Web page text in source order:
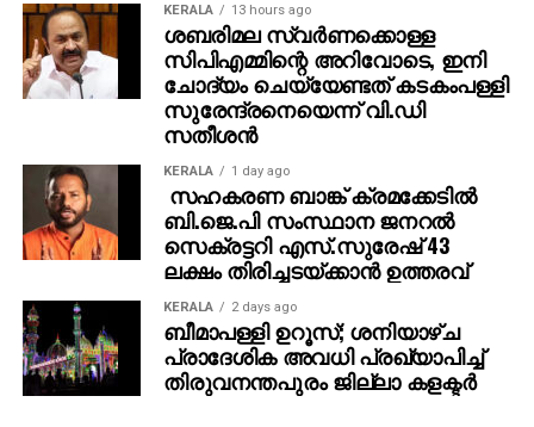
KERALA 13 hours ago
ശബരിമല സ്വര്‍ണക്കൊള്ള
സിപിഎമ്മിന്റെ അറിവോടെ, ഇനി
ചോദ്യം ചെയ്യേണ്ടത് കടകംപള്ളി
സുരേന്ദ്രനെയെന്ന് വി.ഡി
സതീശന്‍
KERALA 1 day ago
സഹകരണ ബാങ്ക് ക്രമക്കേടില്‍
ബി.ജെ.പി സംസ്ഥാന ജനറല്‍
സെക്രട്ടറി എസ്.സുരേഷ് 43
ലക്ഷം തിരിച്ചടയ്ക്കാന്‍ ഉത്തരവ്
KERALA 2 days ago
ബീമാപള്ളി ഉറൂസ്; ശനിയാഴ്ച
പ്രാദേശിക അവധി പ്രഖ്യാപിച്ച്
തിരുവനന്തപുരം ജില്ലാ കളക്ടര്‍